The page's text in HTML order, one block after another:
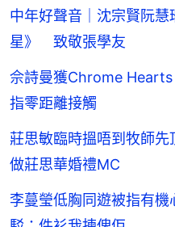
中年好聲音｜沈宗賢阮
星》 致敬張學友
佘詩曼獲Chrome
指零距離接觸
莊思敏臨時搵唔到牧師
做莊思華婚禮MC
李蔓瑩低胸同遊被指有